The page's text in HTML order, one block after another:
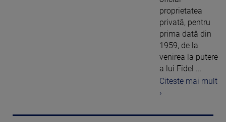
proprietatea
privată, pentru
prima dată din
1959, de la
venirea la putere
a lui Fidel ...
Citeste mai mult
›